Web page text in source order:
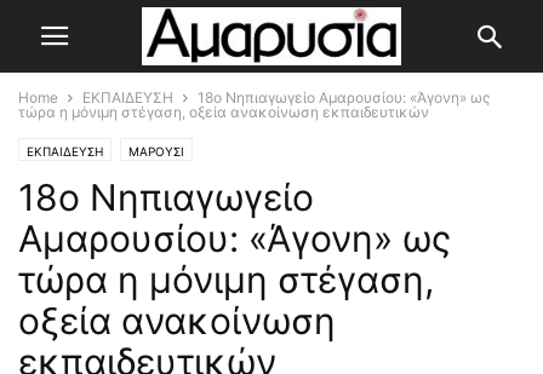
Home ΕΚΠΑΙΔΕΥΣΗ
18ο Νηπιαγωγείο Αμαρουσίου: «Άγονη» ως
τώρα η μόνιμη στέγαση, οξεία ανακοίνωση εκπαιδευτικών
ΕΚΠΑΙΔΕΥΣΗ ΜΑΡΟΥΣΙ
18ο Νηπιαγωγείο
Αμαρουσίου: «Άγονη» ως
τώρα η μόνιμη στέγαση,
οξεία ανακοίνωση
εκπαιδευτικών